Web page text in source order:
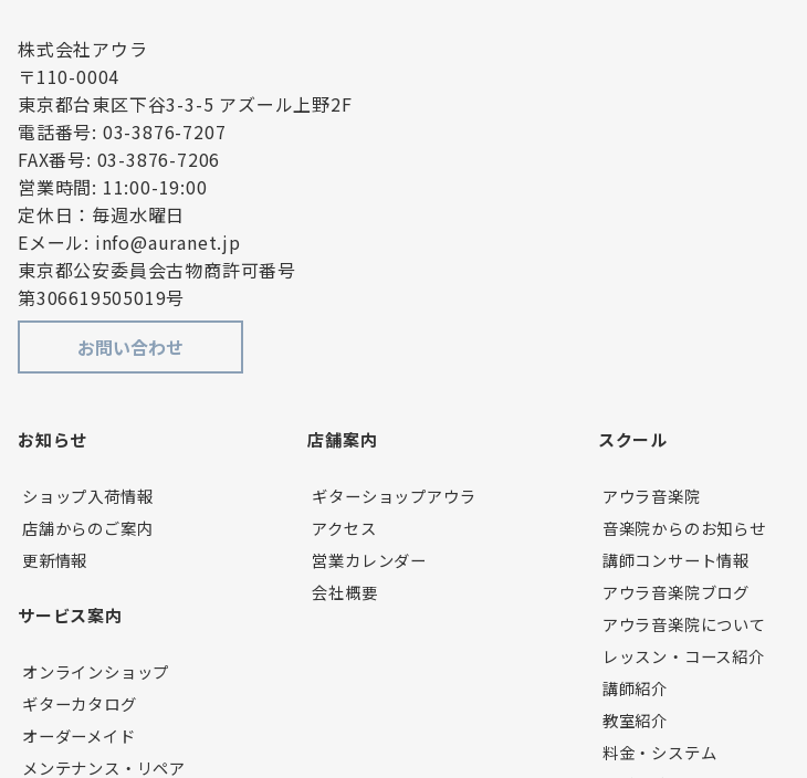
株式会社アウラ
〒110-0004
東京都台東区下谷3-3-5 アズール上野2F
電話番号: 03-3876-7207
FAX番号: 03-3876-7206
営業時間: 11:00-19:00
定休日：毎週水曜日
Eメール: info@auranet.jp
東京都公安委員会古物商許可番号
第306619505019号
お問い合わせ
お知らせ
ショップ入荷情報
店舗からのご案内
更新情報
サービス案内
オンラインショップ
ギターカタログ
オーダーメイド
メンテナンス・リペア
店舗案内
ギターショップアウラ
アクセス
営業カレンダー
会社概要
スクール
アウラ音楽院
音楽院からのお知らせ
講師コンサート情報
アウラ音楽院ブログ
アウラ音楽院について
レッスン・コース紹介
講師紹介
教室紹介
料金・システム